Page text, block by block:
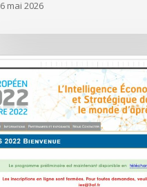
6 mai 2026